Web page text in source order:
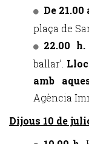
De 21.00
plaça de
22.00 h.
ballar’.
amb
Agència
Dijous 10 de